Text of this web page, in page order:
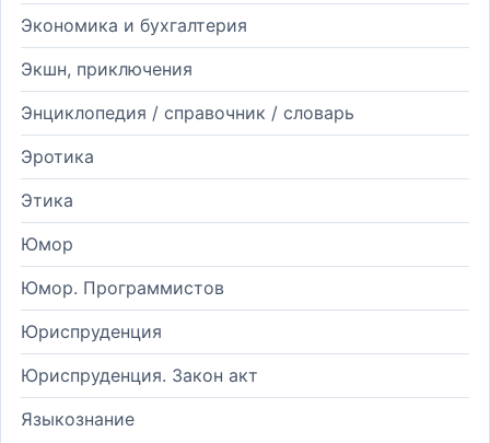
Экономика и бухгалтерия
Экшн, приключения
Энциклопедия / справочник / словарь
Эротика
Этика
Юмор
Юмор. Программистов
Юриспруденция
Юриспруденция. Закон акт
Языкознание